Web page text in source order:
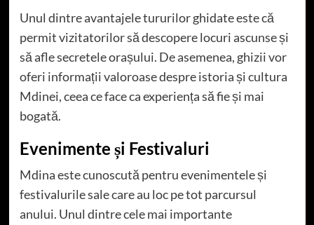
Unul dintre avantajele tururilor ghidate este că
permit vizitatorilor să descopere locuri ascunse și
să afle secretele orașului. De asemenea, ghizii vor
oferi informații valoroase despre istoria și cultura
Mdinei, ceea ce face ca experiența să fie și mai
bogată.
Evenimente și Festivaluri
Mdina este cunoscută pentru evenimentele și
festivalurile sale care au loc pe tot parcursul
anului. Unul dintre cele mai importante